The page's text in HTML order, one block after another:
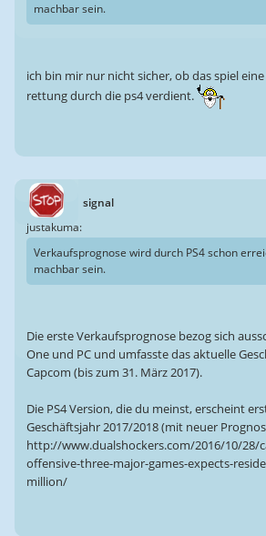
machbar sein.
ich bin mir nur nicht sicher, ob das spiel
rettung durch die ps4 verdient.
signal
justakuma:
Verkaufsprognose wird durch PS4 schon
machbar sein.
Die erste Verkaufsprognose bezog sich
One und PC und umfasste das aktuelle
Capcom (bis zum 31. März 2017).
Die PS4 Version, die du meinst, erscheint
Geschäftsjahr 2017/2018 (mit neuer
http://www.dualshockers.com/2016/10/28/
offensive-three-major-games-expects-
million/